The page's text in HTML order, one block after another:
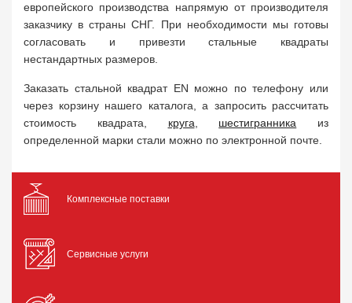
европейского производства напрямую от производителя
заказчику в страны СНГ. При необходимости мы готовы
согласовать и привезти стальные квадраты
нестандартных размеров.
Заказать стальной квадрат EN можно по телефону или
через корзину нашего каталога, а запросить рассчитать
стоимость квадрата, круга шестигранника из
определенной марки стали можно по электронной почте.
Комплексные поставки
Сервисные услуги